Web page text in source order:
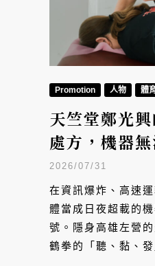
Promotion 人物 體
天竺堂鄭光
處方，機器
慧
2026/07/31
在資訊爆炸、高速
體當成日夜超載的
號。隱身高雄左營
鶴拳的「聽、黏、